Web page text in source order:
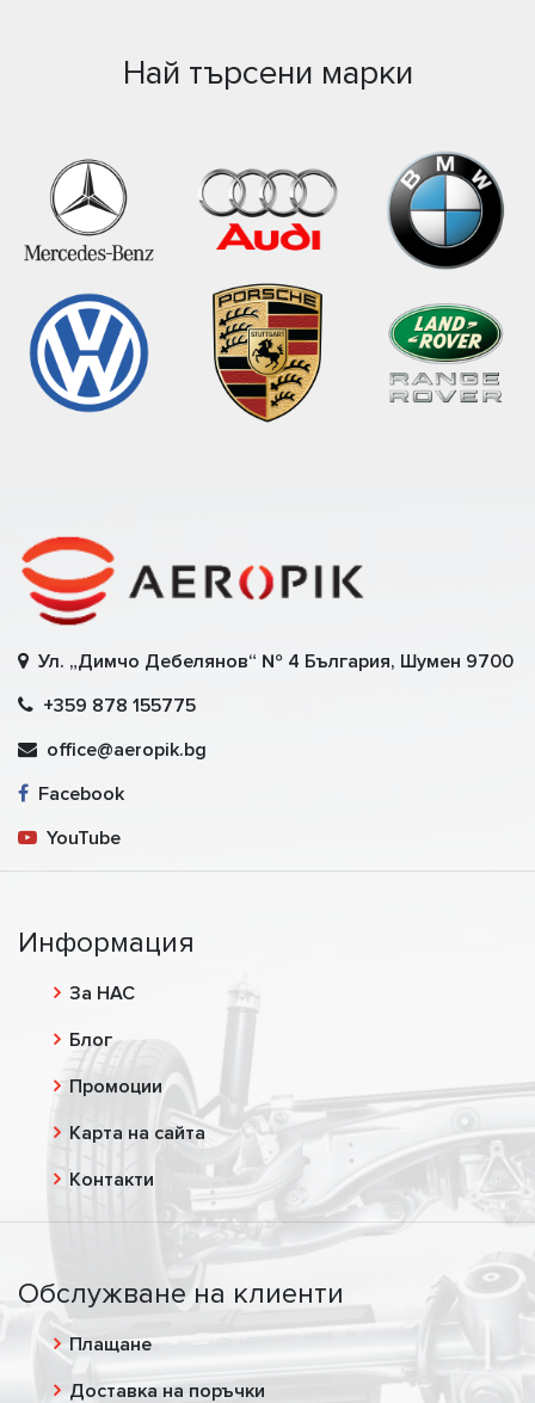
Най търсени марки
Ул. „Димчо Дебелянов“ № 4 България, Шумен 9700
+359 878 155775
office@aeropik.bg
Facebook
YouTube
Информация
За НАС
Блог
Промоции
Карта на сайта
Контакти
Обслужване на клиенти
Плащане
Доставка на поръчки